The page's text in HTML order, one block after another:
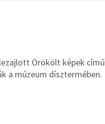
Örökölt képek című
a múzeum dísztermében.